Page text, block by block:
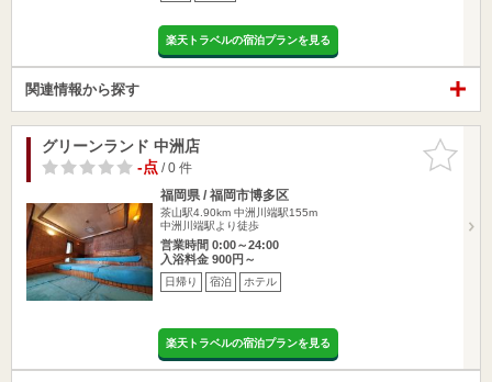
楽天トラベルの宿泊プランを見る
関連情報から探す
お気に入
りに追加
グリーンランド 中洲店
-点/ 0 件
福岡県 / 福岡市博多区
茶山駅4.90km 中洲川端駅155m
中洲川端駅より徒歩
営業時間 0:00～24:00
入浴料金 900円～
日帰り 宿泊 ホテル
楽天トラベルの宿泊プランを見る